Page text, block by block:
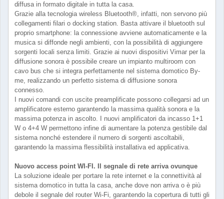
diffusa in formato digitale in tutta la casa.
Grazie alla tecnologia wireless Bluetooth®, infatti, non servono più
collegamenti filari o docking station. Basta attivare il bluetooth sul
proprio smartphone: la connessione avviene automaticamente e la
musica si diffonde negli ambienti, con la possibilità di aggiungere
sorgenti locali senza limiti. Grazie ai nuovi dispositivi Vimar per la
diffusione sonora è possibile creare un impianto multiroom con
cavo bus che si integra perfettamente nel sistema domotico By-
me, realizzando un perfetto sistema di diffusione sonora
connesso.
I nuovi comandi con uscite preamplificate possono collegarsi ad un
amplificatore esterno garantendo la massima qualità sonora e la
massima potenza in ascolto. I nuovi amplificatori da incasso 1+1
W o 4+4 W permettono infine di aumentare la potenza gestibile dal
sistema nonché estendere il numero di sorgenti ascoltabili,
garantendo la massima flessibilità installativa ed applicativa.
Nuovo access point WI-FI. Il segnale di rete arriva ovunque
La soluzione ideale per portare la rete internet e la connettività al
sistema domotico in tutta la casa, anche dove non arriva o è più
debole il segnale del router Wi-Fi, garantendo la copertura di tutti gli